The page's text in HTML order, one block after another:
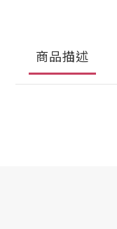
商品描述